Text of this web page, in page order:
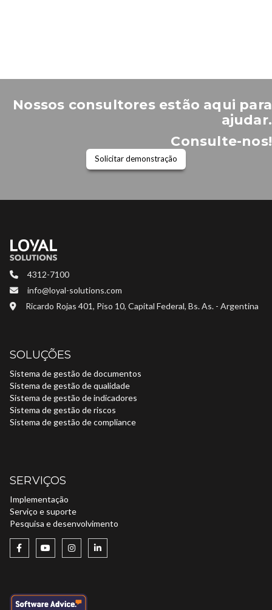
Nossos consultores estão aqui para
ajudar.
Consulte-nos!
Solicitar demonstração
4312-7100
info@loyal-solutions.com
Ricardo Rojas 401, Piso 10, Capital Federal, Bs. As. - Argentina
SOLUÇÕES
Sistema de gestão de documentos
Sistema de gestão de qualidade
Sistema de gestão de indicadores
Sistema de gestão de riscos
Sistema de gestão de compliance
SERVIÇOS
Implementação
Serviço e suporte
Pesquisa e desenvolvimento